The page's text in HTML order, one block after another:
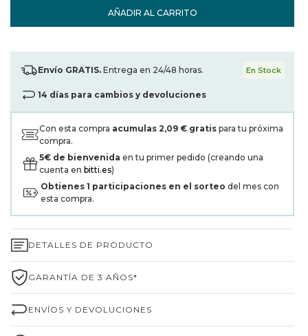
AÑADIR AL CARRITO
Envío GRATIS. Entrega en 24/48 horas. En Stock
14 días para cambios y devoluciones
Con esta compra acumulas 2,09 € gratis para tu próxima
compra.
5€ de bienvenida en tu primer pedido (creando una
cuenta en bitti.es)
Obtienes 1 participaciones en el sorteo del mes con
esta compra.
DETALLES DE PRODUCTO
GARANTÍA DE 3 AÑOS*
ENVÍOS Y DEVOLUCIONES